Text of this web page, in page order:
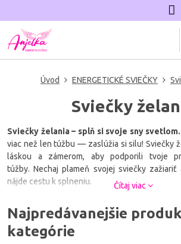
Úvod ENERGETICKÉ SVIEČKY
Sviečky
Sviečky želania – splň si svoje sny svetlom.
viac než len túžbu — zaslúžia si silu! Sviečky
láskou a zámerom, aby podporili tvoje
túžby. Nechaj plameň svojej sviečky
nájde cestu k splneniu.
slúžia ako svetelný posol tvojich snov.
vedomého tvorenia reality.
Čítaj viac
Najpredávanejšie
kategórie